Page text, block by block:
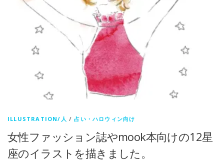
ILLUSTRATION/人 /占い・ハロウィン向け
女性ファッション誌やmook本向けの12星
座のイラストを描きました。